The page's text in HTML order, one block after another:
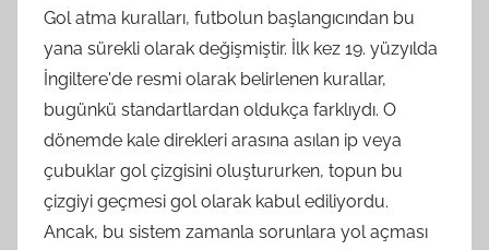
Gol atma kuralları, futbolun başlangıcından bu
yana sürekli olarak değişmiştir. İlk kez 19. yüzyılda
İngiltere'de resmi olarak belirlenen kurallar,
bugünkü standartlardan oldukça farklıydı. O
dönemde kale direkleri arasına asılan ip veya
çubuklar gol çizgisini oluştururken, topun bu
çizgiyi geçmesi gol olarak kabul ediliyordu.
Ancak, bu sistem zamanla sorunlara yol açması